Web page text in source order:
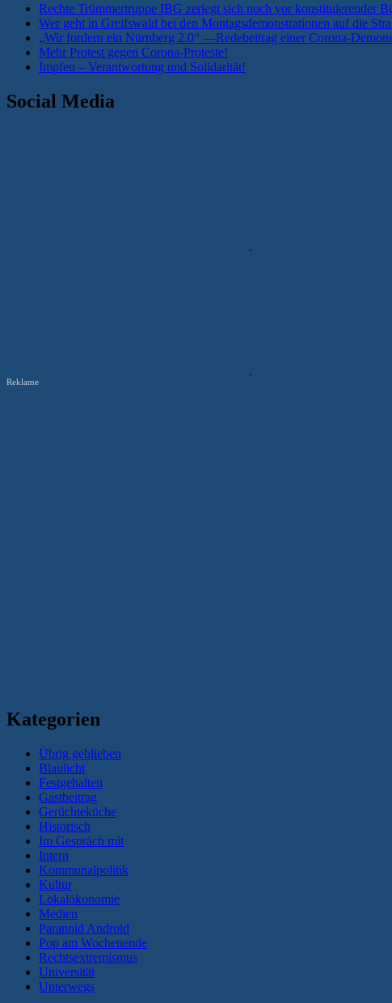
Rechte Trümmertruppe IBG zerlegt sich noch vor konstituierender
Wer geht in Greifswald bei den Montagsdemonstrationen auf die
„Wir fordern ein Nürnberg 2.0“ —Redebeitrag einer Corona-
Mehr Protest gegen Corona-Proteste!
Impfen – Verantwortung und Solidarität!
Social Media
Reklame
Kategorien
Übrig geblieben
Blaulicht
Festgehalten
Gastbeitrag
Gerüchteküche
Historisch
Im Gespräch mit
Intern
Kommunalpolitik
Kultur
Lokalökonomie
Medien
Paranoid Android
Pop am Wochenende
Rechtsextremismus
Universität
Unterwegs